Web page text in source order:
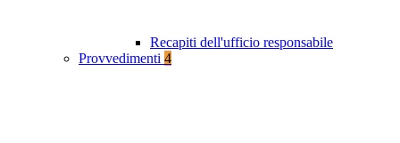
Recapiti dell'ufficio responsabile
Provvedimenti 4